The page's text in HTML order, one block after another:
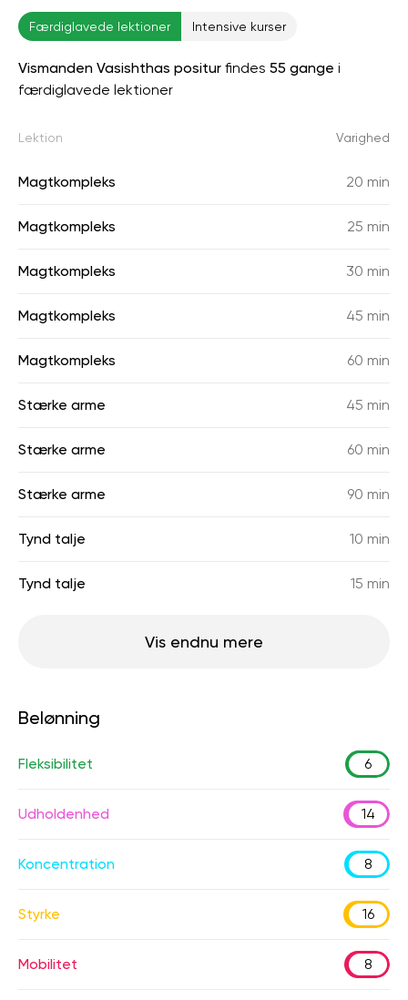
Færdiglavede lektioner Intensive kurser
Vismanden Vasishthas positur findes 55 gange i
færdiglavede lektioner
Lektion Varighed
Magtkompleks 20 min
Magtkompleks 25 min
Magtkompleks 30 min
Magtkompleks 45 min
Magtkompleks 60 min
Stærke arme 45 min
Stærke arme 60 min
Stærke arme 90 min
Tynd talje 10 min
Tynd talje 15 min
Vis endnu mere
Belønning
Fleksibilitet 6
Udholdenhed 14
Koncentration 8
Styrke 16
Mobilitet 8